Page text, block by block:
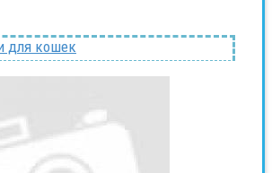
для кошек